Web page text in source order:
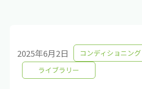
2025年6月2日
コンディショニング
ライブラリー